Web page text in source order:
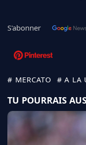
S'abonner
# MERCATO # A LA
TU POURRAIS